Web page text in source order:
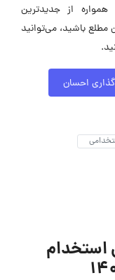
از جدیدترین
باشید، می‌توانید
احسان